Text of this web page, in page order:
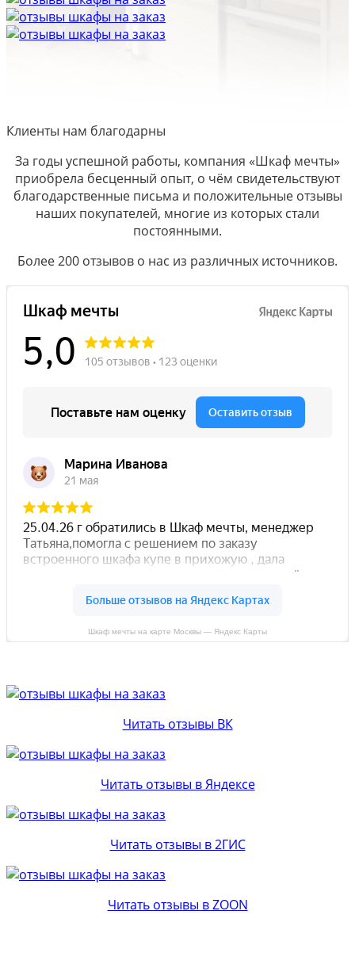
Клиенты нам благодарны
За годы успешной работы, компания «Шкаф мечты»
приобрела бесценный опыт, о чём свидетельствуют
благодарственные письма и положительные отзывы
наших покупателей, многие из которых стали
постоянными.
Более 200 отзывов о нас из различных источников.
Шкаф мечты на карте Москвы — Яндекс Карты
Читать отзывы ВК
Читать отзывы в Яндексе
Читать отзывы в 2ГИС
Читать отзывы в ZOON